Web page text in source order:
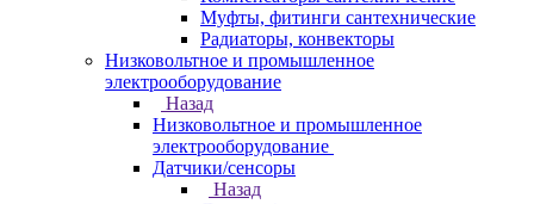
Муфты, фитинги сантехнические
Радиаторы, конвекторы
Низковольтное и промышленное
электрооборудование
Назад
Низковольтное и промышленное
электрооборудование
Датчики/сенсоры
Назад